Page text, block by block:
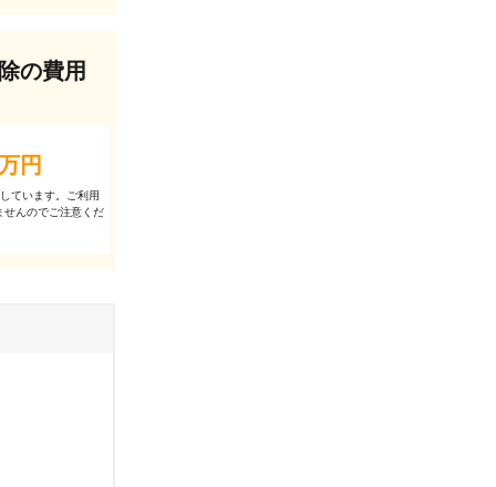
の費用
円
ています。ご利⽤
せんのでご注意くだ